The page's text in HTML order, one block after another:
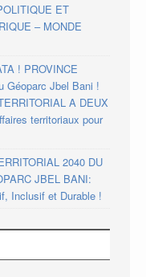
ET
– MONDE
! PROVINCE
Géoparc Jbel Bani !
A DEUX
territoriaux pour
2040 DU
JBEL BANI:
Inclusif et Durable !